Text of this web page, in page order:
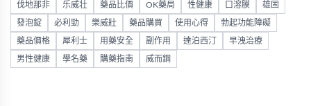
伐地那非 乐威壮 藥品比價 OK藥局 性健康 口溶膜 雄固
發泡錠 必利勁 樂威壯 藥品購買 使用心得 勃起功能障礙
藥品價格 犀利士 用藥安全 副作用 達泊西汀 早洩治療
男性健康 學名藥 購藥指南 威而鋼